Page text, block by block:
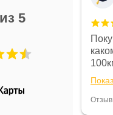
5
на год)